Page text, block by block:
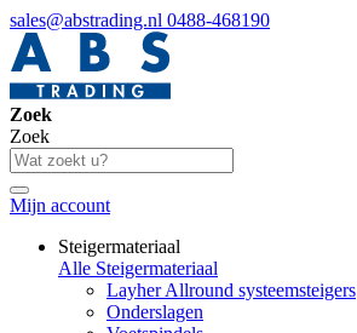
sales@abstrading.nl 0488-468190
Zoek
Zoek
Mijn account
Steigermateriaal
Alle Steigermateriaal
Layher Allround systeemsteigers
Onderslagen